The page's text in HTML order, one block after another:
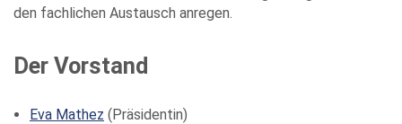
den fachlichen Austausch anregen.
Der Vorstand
Eva Mathez (Präsidentin)